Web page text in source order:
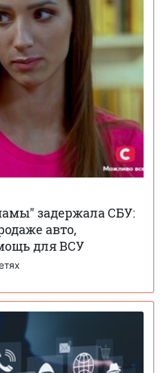
задержала СБУ:
авто,
для ВСУ